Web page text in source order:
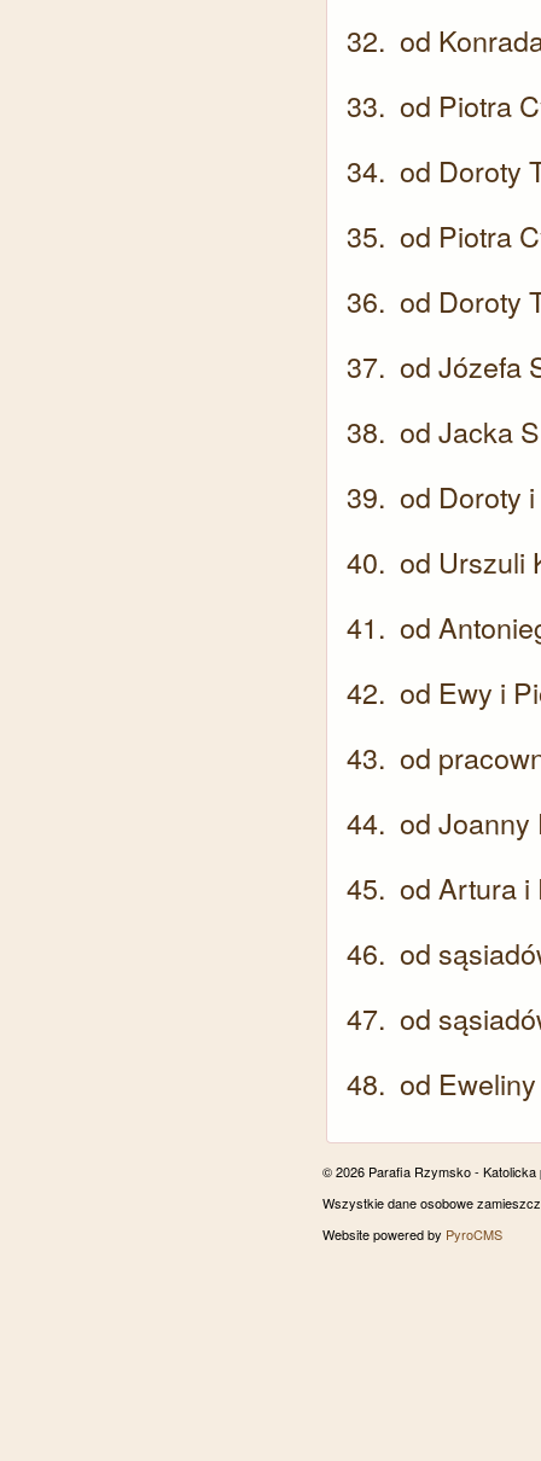
od
od Piotra
od Doroty
od Piotra
od Doroty
od Józefa
od Jacka
od Doroty
od Urszuli
od
od Ewy i
od
od
od Artura
od
od
od
© 2026 Parafia Rzymsko -
Wszystkie dane osobowe
Website powered by PyroCMS